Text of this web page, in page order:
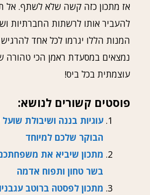
אז מתכון כזה קשה שלא לשתף. אל
להעביר אותו לרשתות החברתיות
המנות הללו יגרמו לכל אחד
נמצאים במסעדת ראמן הכי טהורה
עוצמתית בכל ביס!
פוסטים קשורים לנושא:
עוגיות בננה ושיבולת
הבוקר שלכם למיוחד
מתכון שיביא את
בשר טחון ותפוח אדמה
מתכון לפסטה ברוטב